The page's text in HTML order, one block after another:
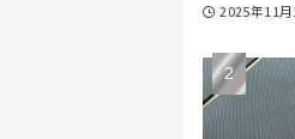
2025年11